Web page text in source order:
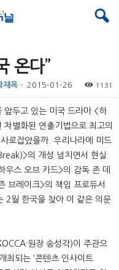
온다”
재옥 - 2015-01-26 1131
앞두고 있는 미국 드라마 <하
별화된 연출기법으로 최고의
로잡았을까. 우리나라에 미드
의 개성 넘치면서 현실
우스 오브 카드>의 감독 존 데
브레이크>의 책임 프로듀서
월 한국을 찾아 이 같은 의문
원장 송성각)이 주관으
최되는 ‘콘텐츠 인사이트